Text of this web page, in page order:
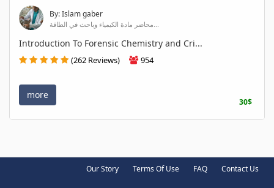
By: Islam gaber
محاضر مادة الكيمياء وباحث في الطاقة...
Introduction To Forensic Chemistry and Cri...
(262 Reviews) 954
more
30$
Our Story Terms Of Use FAQ Contact Us